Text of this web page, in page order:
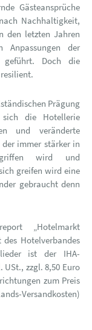
Gästeansprüche
Nachhaltigkeit,
den letzten Jahren
Anpassungen der
geführt. Doch die
Prägung
die Hotellerie
und veränderte
immer stärker in
wird und
greifen wird eine
gebraucht denn
„Hotelmarkt
Hotelverbandes
ist der IHA-
USt., zzgl. 8,50 Euro
zum Preis
Versandkosten)